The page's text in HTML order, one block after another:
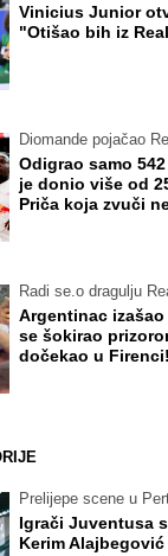
Vinicius Junior
"Otišao bih iz
Diomande pojačao
Odigrao samo
je donio više od
Priča koja zvuči
Radi se.o dragulju
Argentinac
se šokirao
dočekao u Firenci!
Prelijepe scene u
Igrači Juventusa
Kerim